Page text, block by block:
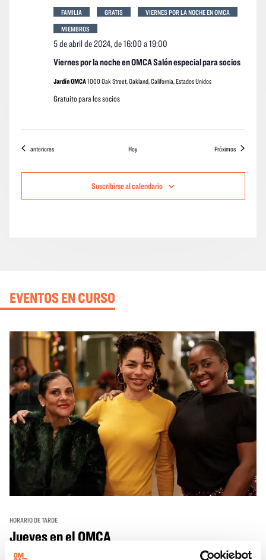
Viernes por la noche en OMCA Salón especial para socios
5 de abril de 2024, de 16:00 a19:00
FAMILIA GRATIS
VIERNES POR LA NOCHE EN OMCA
MIEMBROS
Jardín OMCA1000 Oak Street, Oakland, California, Estados Unidos
Gratuito para los socios
Eventos
anteriores Hoy Próximoseventos
Suscribirse al calendario
EVENTOS EN CURSO
HORARIO DE TARDE
Jueves en el OMCA